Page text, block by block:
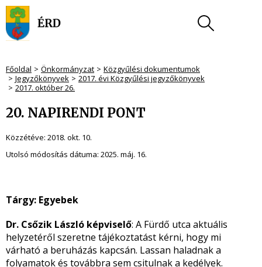
Főoldal Önkormányzat
Közgyűlési dokumentumok
Jegyzőkönyvek
2017. évi Közgyűlési jegyzőkönyvek
2017. október 26.
20. NAPIRENDI PONT
Közzétéve: 2018. okt. 10.
Utolsó módosítás dátuma: 2025. máj. 16.
Tárgy: Egyebek
Dr. Csőzik László képviselő: A Fürdő utca aktuális
helyzetéről szeretne tájékoztatást kérni, hogy mi
várható a beruházás kapcsán. Lassan haladnak a
folyamatok és továbbra sem csitulnak a kedélyek.